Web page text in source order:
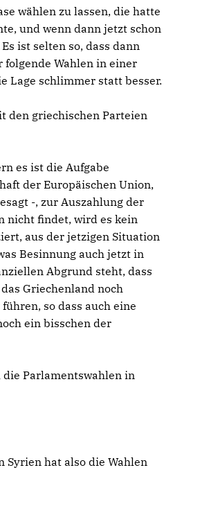
wählen zu lassen, die hatte
und wenn dann jetzt schon
ist selten so, dass dann
Wahlen in einer
Lage schlimmer statt besser.
den griechischen Parteien
es ist die Aufgabe
der Europäischen Union,
-, zur Auszahlung der
nicht findet, wird es kein
aus der jetzigen Situation
Besinnung auch jetzt in
Abgrund steht, dass
Griechenland noch
so dass auch eine
ein bisschen der
die Parlamentswahlen in
Syrien hat also die Wahlen